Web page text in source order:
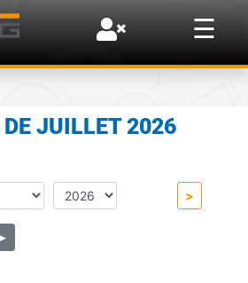
☰
×
DE JUILLET 2026
>